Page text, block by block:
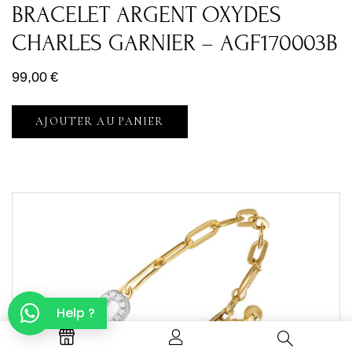
BRACELET ARGENT OXYDES
CHARLES GARNIER – AGF170003B
99,00€
AJOUTER AU PANIER
Help ?